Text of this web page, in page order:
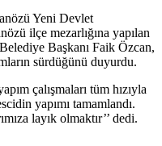
Yeni Devlet
ilçe mezarlığına yapılan
Başkanı Faik Özcan,
sürdüğünü duyurdu.
çalışmaları tüm hızıyla
yapımı tamamlandı.
layık olmaktır’’ dedi.